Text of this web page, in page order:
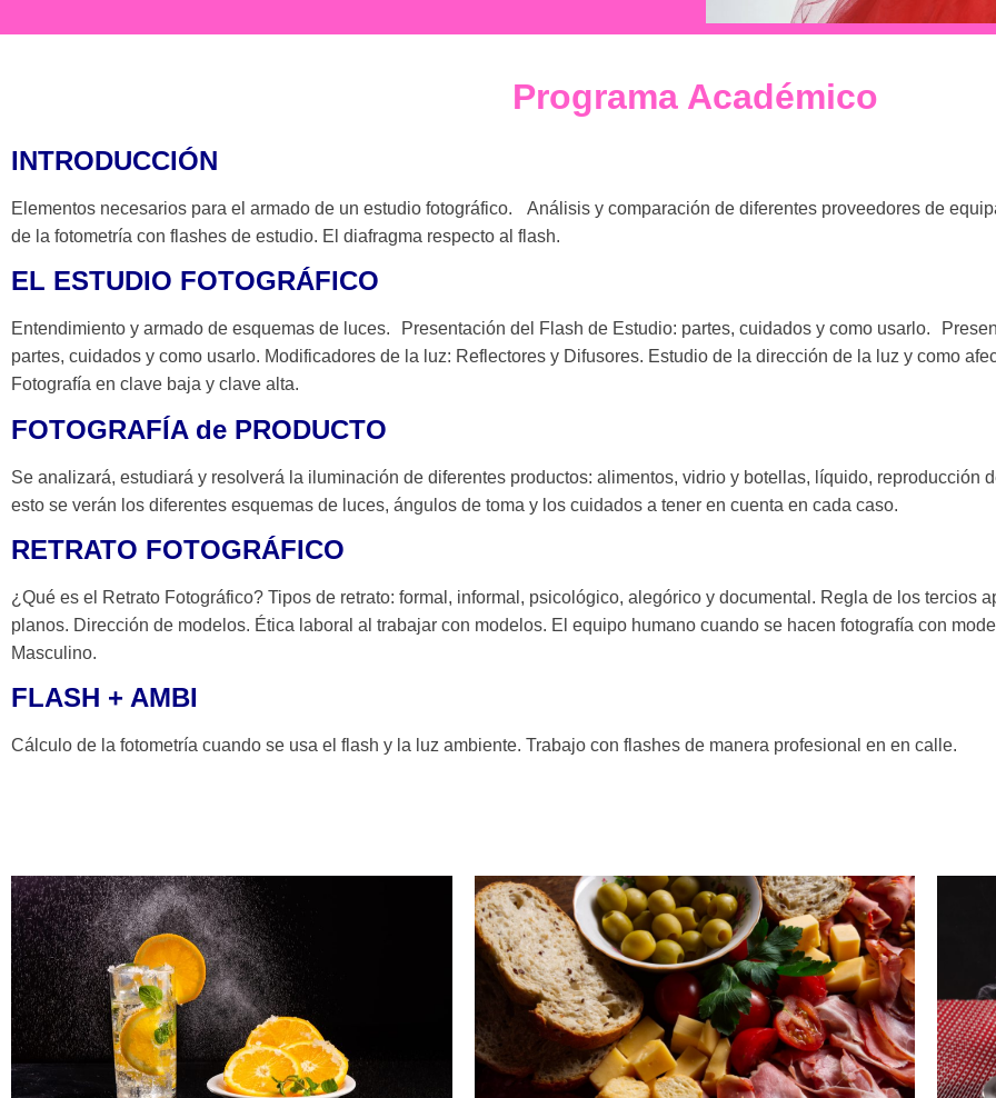
Programa Académico
INTRODUCCIÓN
Elementos necesarios para el armado de un estudio fotográfico. Análisis y comparación de diferentes proveedores de
de la fotometría con flashes de estudio. El diafragma respecto al flash.
EL ESTUDIO FOTOGRÁFICO
Entendimiento y armado de esquemas de luces. Presentación del Flash de Estudio: partes, cuidados y como usarlo.
partes, cuidados y como usarlo. Modificadores de la luz: Reflectores y Difusores. Estudio de la dirección de la luz y como
Fotografía en clave baja y clave alta.
FOTOGRAFÍA de PRODUCTO
Se analizará, estudiará y resolverá la iluminación de diferentes productos: alimentos, vidrio y botellas, líquido, reproducción
esto se verán los diferentes esquemas de luces, ángulos de toma y los cuidados a tener en cuenta en cada caso.
RETRATO FOTOGRÁFICO
¿Qué es el Retrato Fotográfico? Tipos de retrato: formal, informal, psicológico, alegórico y documental. Regla de los tercios
planos. Dirección de modelos. Ética laboral al trabajar con modelos. El equipo humano cuando se hacen fotografía con
Masculino.
FLASH + AMBI
Cálculo de la fotometría cuando se usa el flash y la luz ambiente. Trabajo con flashes de manera profesional en en calle.